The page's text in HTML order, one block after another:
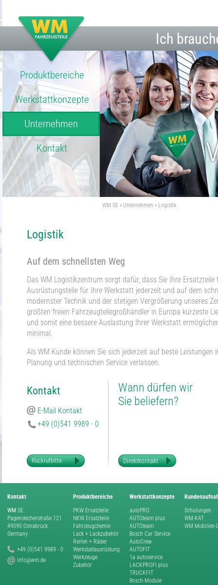
Ich
Produktbereiche
Werkstattkonzepte
Unternehmen
Kontakt
WM SE Unternehmen Logistik
Logistik
Auf dem schnellsten Weg
Das WM Logistikzentrum sorgt dafür, dass Sie Ihre Ersatzteile
Ausrüstungsteile für Ihre Werkstatt jederzeit und auf dem
modernster Technik und der stetigen Vergrößerung unseres
größten freien Fahrzeugteilegroßhändler in Europa kürzeste
und somit eine bessere Auslastung Ihrer Werkstatt
minimal.
Als WM Kunde können Sie sich jederzeit auf beste
Planung und technischen Service verlassen.
Kontakt
E-Mail Kontakt
+49 (0)541 9989 - 0
Rückrufbitte
Wann dürfen wir
Sie beliefern?
Direktkontakt
Kontakt
WM SE
Pagenstecherstraße 121
49090 Osnabrück
Germany
+49 (0)541 9989 - 0
info@wm.de
Produktbereiche
PKW Ersatzteile
NKW Ersatzteile
Fahrzeugchemie
Lack + Lackzubehör
Reifen + Räder
Werkstattausrüstung
Werkzeuge
Zubehör
Werkstattkonzepte
autoPRO
AUTOteam plus
AUTOteam
Bosch Car Service
AutoCrew
AUTOFIT
1a autoservice
LACKPROFI plus
TRUCKFIT
Bosch-Module
Schulungen
WM-KAT
WM Mobilien-